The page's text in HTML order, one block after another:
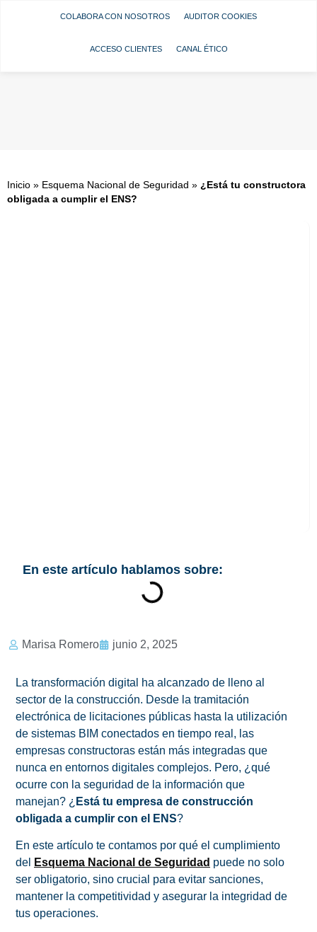
COLABORA CON NOSOTROS AUDITOR COOKIES
ACCESO CLIENTES CANAL ÉTICO
Inicio » Esquema Nacional de Seguridad » ¿Está tu constructora
obligada a cumplir el ENS?
En este artículo hablamos sobre:
Marisa Romero junio 2, 2025
La transformación digital ha alcanzado de lleno al
sector de la construcción. Desde la tramitación
electrónica de licitaciones públicas hasta la utilización
de sistemas BIM conectados en tiempo real, las
empresas constructoras están más integradas que
nunca en entornos digitales complejos. Pero, ¿qué
ocurre con la seguridad de la información que
manejan? ¿ Está tu empresa de construcción
obligada a cumplir con el ENS?
En este artículo te contamos por qué el cumplimiento
del
Esquema Nacional de Seguridad puede no solo
ser obligatorio, sino crucial para evitar sanciones,
mantener la competitividad y asegurar la integridad de
tus operaciones.